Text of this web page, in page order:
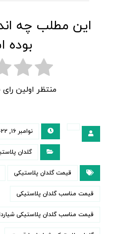
این مطلب چه
بوده
منتظر اولین
نوامبر ۱۶, ۲۰۲۲
گلدان
قیمت گلدان پلاستیکی
قیمت مناسب گلدان پلاستیکی
قیمت مناسب گلدان پلاستیکی